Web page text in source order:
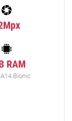
RAM
Bionic